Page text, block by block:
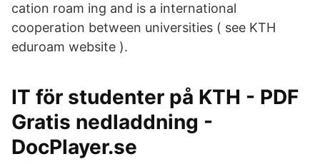
cation roam ing and is a international
cooperation between universities ( see KTH
eduroam website ).
IT för studenter på KTH - PDF
Gratis nedladdning -
DocPlayer.se